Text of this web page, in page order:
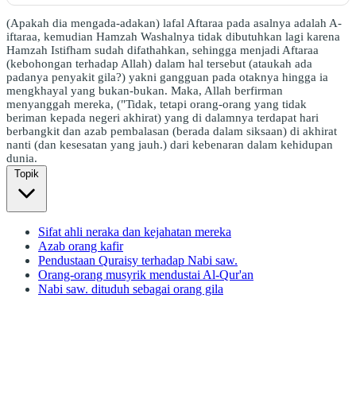
(Apakah dia mengada-adakan) lafal Aftaraa pada asalnya adalah A-
iftaraa, kemudian Hamzah Washalnya tidak dibutuhkan lagi karena
Hamzah Istifham sudah difathahkan, sehingga menjadi Aftaraa
(kebohongan terhadap Allah) dalam hal tersebut (ataukah ada
padanya penyakit gila?) yakni gangguan pada otaknya hingga ia
mengkhayal yang bukan-bukan. Maka, Allah berfirman
menyanggah mereka, ("Tidak, tetapi orang-orang yang tidak
beriman kepada negeri akhirat) yang di dalamnya terdapat hari
berbangkit dan azab pembalasan (berada dalam siksaan) di akhirat
nanti (dan kesesatan yang jauh.) dari kebenaran dalam kehidupan
dunia.
Topik
Sifat ahli neraka dan kejahatan mereka
Azab orang kafir
Pendustaan Quraisy terhadap Nabi saw.
Orang-orang musyrik mendustai Al-Qur'an
Nabi saw. dituduh sebagai orang gila